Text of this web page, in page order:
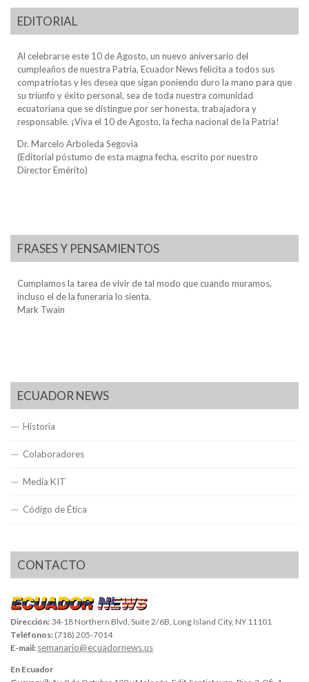
EDITORIAL
Al celebrarse este 10 de Agosto, un nuevo aniversario del
cumpleaños de nuestra Patria, Ecuador News felicita a todos sus
compatriotas y les desea que sigan poniendo duro la mano para que
su triunfo y éxito personal, sea de toda nuestra comunidad
ecuatoriana que se distingue por ser honesta, trabajadora y
responsable. ¡Viva el 10 de Agosto, la fecha nacional de la Patria!
Dr. Marcelo Arboleda Segovia
(Editorial póstumo de esta magna fecha, escrito por nuestro
Director Emérito)
FRASES Y PENSAMIENTOS
Cumplamos la tarea de vivir de tal modo que cuando muramos,
incluso el de la funeraria lo sienta.
Mark Twain
ECUADOR NEWS
Historia
Colaboradores
Media KIT
Código de Ética
CONTACTO
Dirección: 34-18 Northern Blvd, Suite 2/6B, Long Island City, NY 11101
Teléfonos: (718) 205-7014
E-mail: semanario@ecuadornews.us
En Ecuador